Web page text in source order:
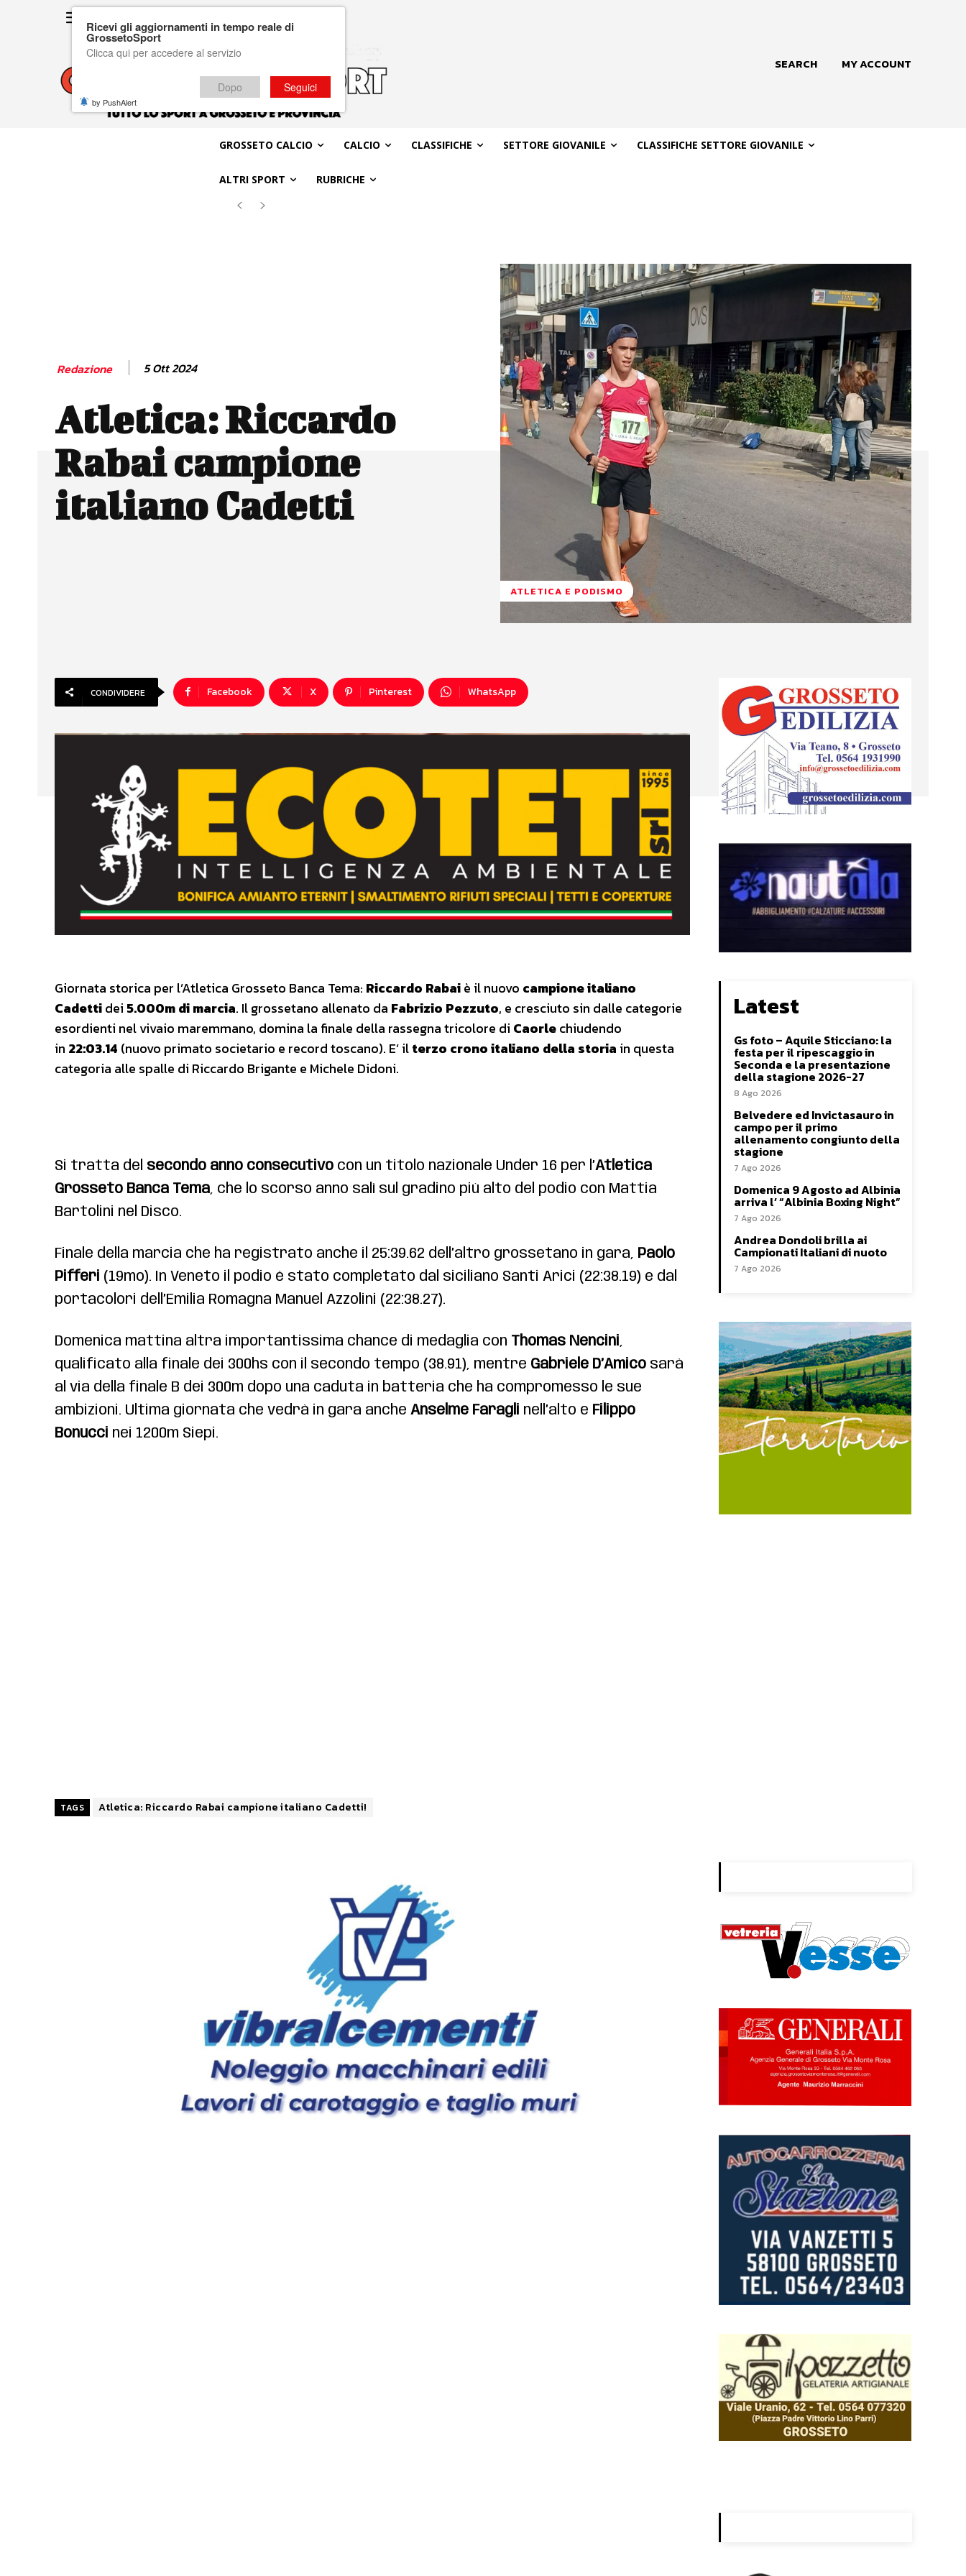
SEARCH MY ACCOUNT
GROSSETO CALCIO CALCIO CLASSIFICHE SETTORE GIOVANILE CLASSIFICHE SETTORE GIOVANILE
ALTRI SPORT RUBRICHE
Redazione 5 Ott 2024
Atletica: Riccardo
Rabai campione
italiano Cadetti
ATLETICA E PODISMO
CONDIVIDERE Facebook X Pinterest WhatsApp
Giornata storica per l’Atletica Grosseto Banca Tema: Riccardo Rabaiè il nuovo campione italiano
Cadettidei 5.000m di marcia. Il grossetano allenato da Fabrizio Pezzuto, e cresciuto sin dalle categorie
esordienti nel vivaio maremmano, domina la finale della rassegna tricolore di Caorlechiudendo
in 22:03.14 (nuovo primato societario e record toscano). E’ ilterzo crono italiano della storia in questa
categoria alle spalle di Riccardo Brigante e Michele Didoni.
Si tratta del secondo anno consecutivo con un titolo nazionale Under 16 per l’Atletica
Grosseto Banca Tema, che lo scorso anno salì sul gradino più alto del podio con Mattia
Bartolini nel Disco.
Finale della marcia che ha registrato anche il 25:39.62 dell’altro grossetano in gara, Paolo
Pifferi (19mo). In Veneto il podio è stato completato dal siciliano Santi Arici (22:38.19) e dal
portacolori dell’Emilia Romagna Manuel Azzolini (22:38.27).
Domenica mattina altra importantissima chance di medaglia con Thomas Nencini,
qualificato alla finale dei 300hs con il secondo tempo (38.91), mentre Gabriele D’Amico sarà
al via della finale B dei 300m dopo una caduta in batteria che ha compromesso le sue
ambizioni. Ultima giornata che vedrà in gara anche Anselme Faragli nell’alto e Filippo
Bonucci nei 1200m Siepi.
TAGS Atletica: Riccardo Rabai campione italiano Cadetti!
Latest
Gs foto – Aquile Sticciano: la
festa per il ripescaggio in
Seconda e la presentazione
della stagione 2026-27
8 Ago 2026
Belvedere ed Invictasauro in
campo per il primo
allenamento congiunto della
stagione
7 Ago 2026
Domenica 9 Agosto ad Albinia
arriva l’ “Albinia Boxing Night”
7 Ago 2026
Andrea Dondoli brilla ai
Campionati Italiani di nuoto
7 Ago 2026
Ricevi gli aggiornamenti in tempo reale di
GrossetoSport
Clicca qui per accedere al servizio
Dopo Seguici
by PushAlert